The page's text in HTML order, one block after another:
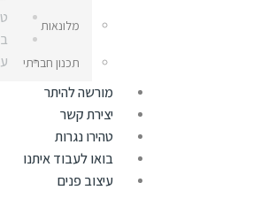
מלונאות
תכנון חברתי
מורשה להיתר
יצירת קשר
טהירו נגרות
בואו לעבוד איתנו
עיצוב פנים